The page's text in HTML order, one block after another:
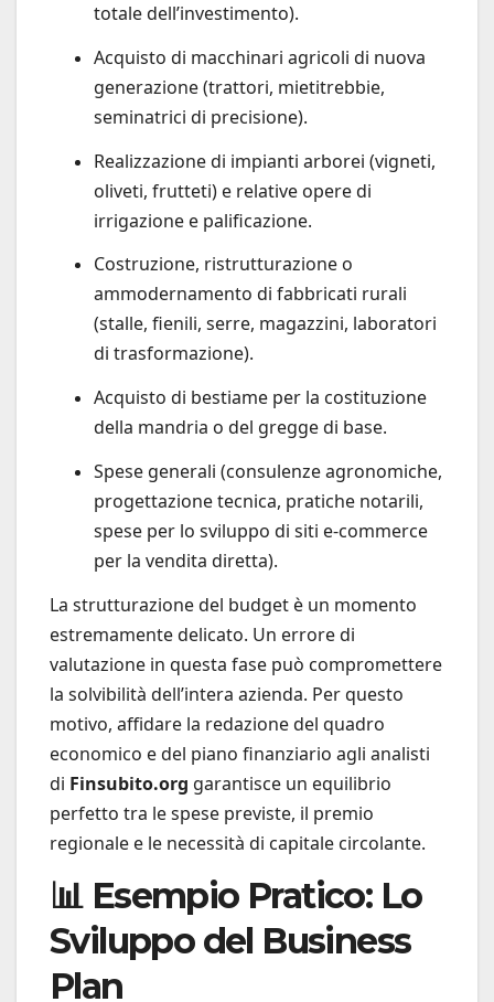
totale dell’investimento).
Acquisto di macchinari agricoli di nuova
generazione (trattori, mietitrebbie,
seminatrici di precisione).
Realizzazione di impianti arborei (vigneti,
oliveti, frutteti) e relative opere di
irrigazione e palificazione.
Costruzione, ristrutturazione o
ammodernamento di fabbricati rurali
(stalle, fienili, serre, magazzini, laboratori
di trasformazione).
Acquisto di bestiame per la costituzione
della mandria o del gregge di base.
Spese generali (consulenze agronomiche,
progettazione tecnica, pratiche notarili,
spese per lo sviluppo di siti e-commerce
per la vendita diretta).
La strutturazione del budget è un momento
estremamente delicato. Un errore di
valutazione in questa fase può compromettere
la solvibilità dell’intera azienda. Per questo
motivo, affidare la redazione del quadro
economico e del piano finanziario agli analisti
di Finsubito.org garantisce un equilibrio
perfetto tra le spese previste, il premio
regionale e le necessità di capitale circolante.
📊 Esempio Pratico: Lo
Sviluppo del Business
Plan